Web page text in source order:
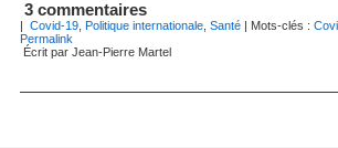
3 commentaires
| Covid-19 Politique internationale Santé | Mots-clés :
Permalink
Écrit par Jean-Pierre Martel